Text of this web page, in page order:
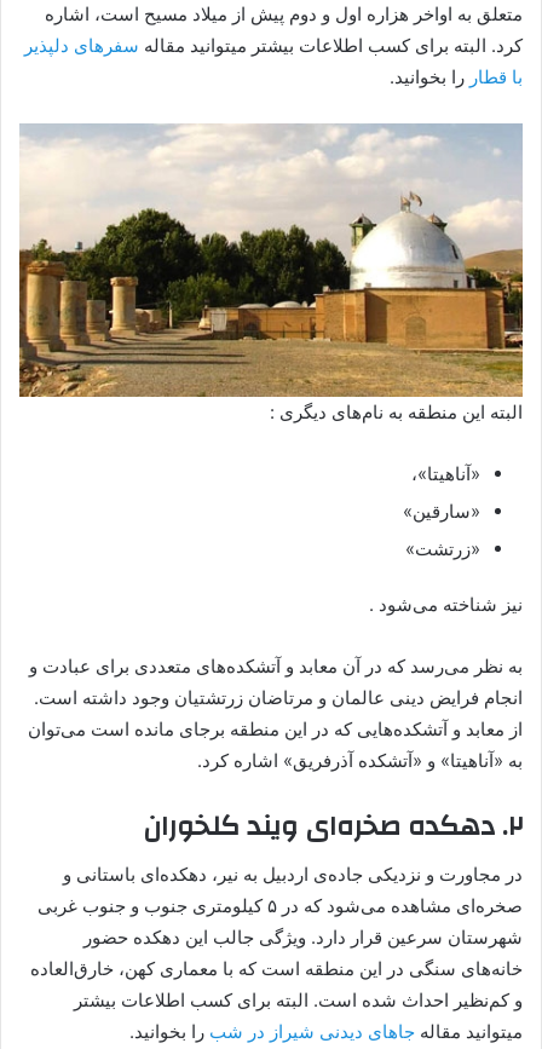
متعلق به اواخر هزاره‌ اول و دوم پیش از میلاد مسیح است، اشاره
کرد. البته برای کسب اطلاعات بیشتر میتوانید مقاله سفرهای دلپذیر
با قطار را بخوانید.
البته این منطقه به نام‌های دیگری :
«آناهیتا»،
«سارقین»
«زرتشت»
نیز شناخته می‌شود .
به نظر می‌‌رسد که در آن معابد و آتشکده‌های متعددی برای عبادت و
انجام فرایض دینی عالمان و مرتاضان زرتشتیان وجود داشته است.
از معابد و آتشکده‌هایی که در این منطقه برجای مانده است می‌توان
به «آناهیتا» و «آتشکده‌ آذرفریق» اشاره کرد.
۲. دهکده صخره‌ای ویند کلخوران
در مجاورت و نزدیکی جاده‌ی اردبیل به نیر، دهکده‌ای باستانی و
صخره‌ای مشاهده می‌شود که در ۵ کیلومتری جنوب و جنوب غربی
شهرستان سرعین قرار دارد. ویژگی‌ جالب این دهکده حضور
خانه‌های سنگی در این منطقه است که با معماری کهن، خارق‌العاده
و کم‌نظیر احداث شده است. البته برای کسب اطلاعات بیشتر
میتوانید مقاله جاهای دیدنی شیراز در شب را بخوانید.